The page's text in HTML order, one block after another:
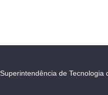
Superintendência de Tecnologia